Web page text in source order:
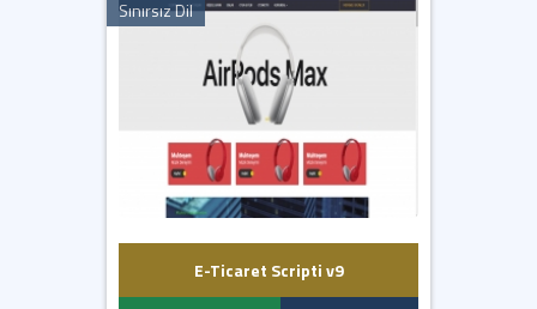
Sınırsız Dil
E-Ticaret Scripti v9